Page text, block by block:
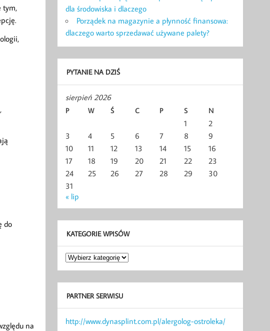
tym,
do
na
dla środowiska i dlaczego
Porządek na magazynie a płynność finansowa:
dlaczego warto sprzedawać używane palety?
PYTANIE NA DZIŚ
sierpień 2026
P W Ś C P S N
1
2
3
4 5 6 7 8
9
10
11 12 13 14 15
16
17
18 19 20 21 22
23
24
25 26 27 28 29
30
31
« lip
KATEGORIE WPISÓW
Kategorie
wpisów
PARTNER SERWISU
http://www.dynasplint.com.pl/alergolog-ostroleka/